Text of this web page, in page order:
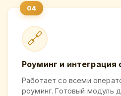
🔗
Роуминг и интеграция
Работает со всеми
роуминг. Готовый модуль